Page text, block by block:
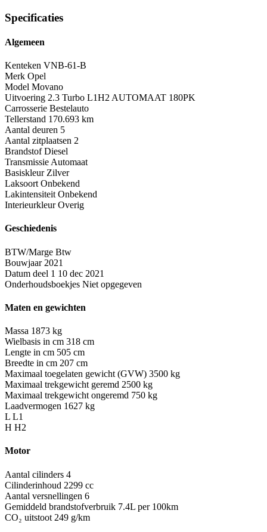
Specificaties
Algemeen
Kenteken VNB-61-B
Merk Opel
Model Movano
Uitvoering 2.3 Turbo L1H2 AUTOMAAT 180PK
Carrosserie Bestelauto
Tellerstand 170.693 km
Aantal deuren 5
Aantal zitplaatsen 2
Brandstof Diesel
Transmissie Automaat
Basiskleur Zilver
Laksoort Onbekend
Lakintensiteit Onbekend
Interieurkleur Overig
Geschiedenis
BTW/Marge Btw
Bouwjaar 2021
Datum deel 1 10 dec 2021
Onderhoudsboekjes Niet opgegeven
Maten en gewichten
Massa 1873 kg
Wielbasis in cm 318 cm
Lengte in cm 505 cm
Breedte in cm 207 cm
Maximaal toegelaten gewicht (GVW) 3500 kg
Maximaal trekgewicht geremd 2500 kg
Maximaal trekgewicht ongeremd 750 kg
Laadvermogen 1627 kg
L L1
H H2
Motor
Aantal cilinders 4
Cilinderinhoud 2299 cc
Aantal versnellingen 6
Gemiddeld brandstofverbruik 7.4L per 100km
CO₂ uitstoot 249 g/km